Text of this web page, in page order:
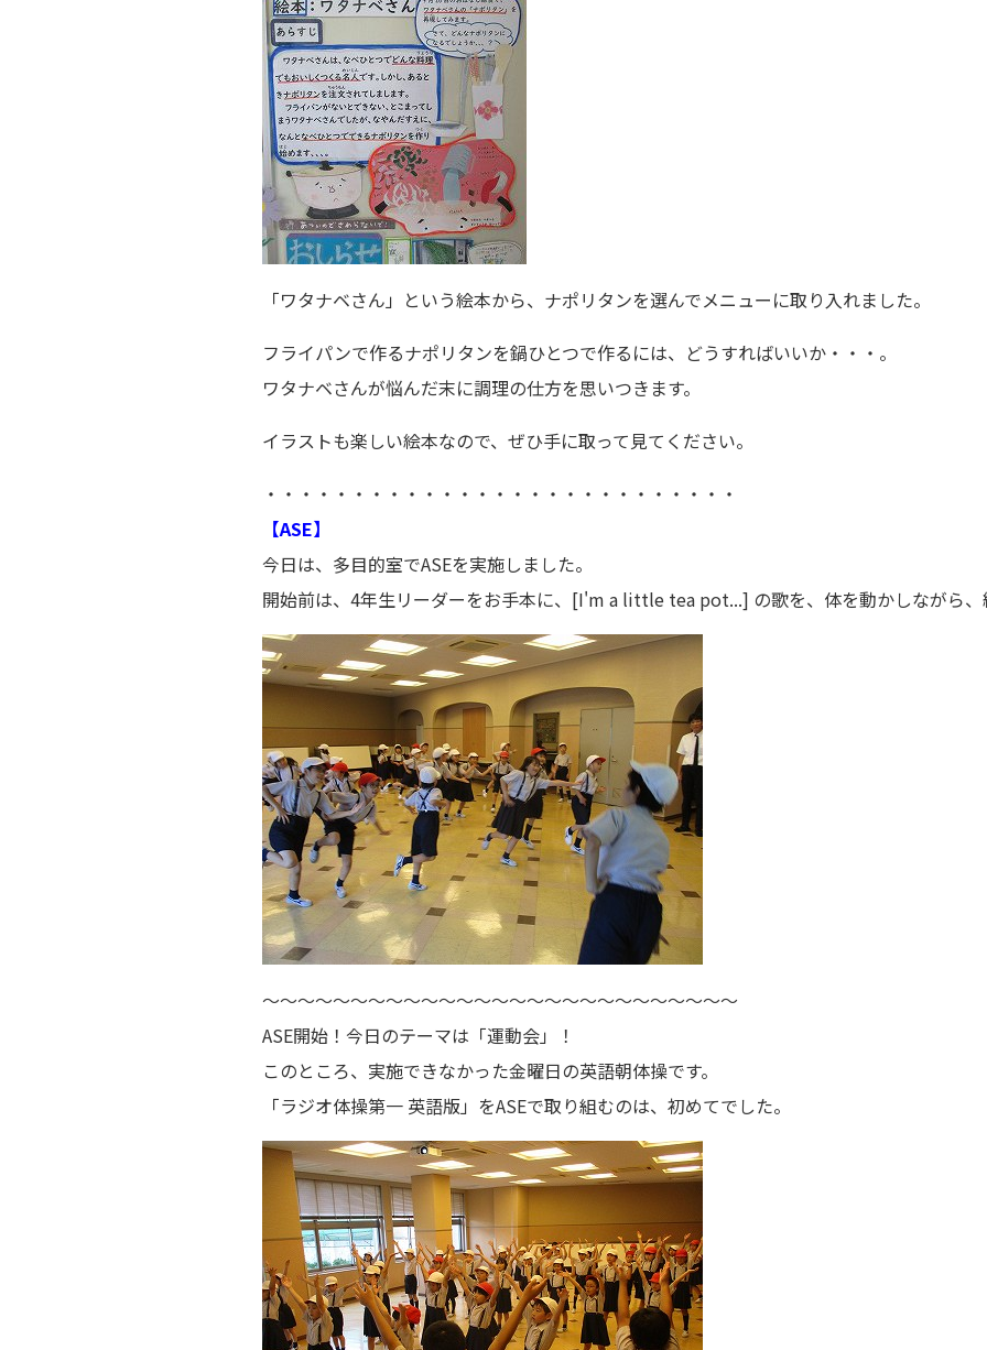
「ワタナベさん」という絵本から、ナポリタンを選んでメニューに取り入れました。
フライパンで作るナポリタンを鍋ひとつで作るには、どうすればいいか・・・。
ワタナベさんが悩んだ末に調理の仕方を思いつきます。
イラストも楽しい絵本なので、ぜひ手に取って見てください。
・・・・・・・・・・・・・・・・・・・・・・・・・・・
【ASE】
今日は、多目的室でASEを実施しました。
開始前は、4年生リーダーをお手本に、[I'm a little tea pot...] の歌を、体を動かしながら、
～～～～～～～～～～～～～～～～～～～～～～～～～～～
ASE開始！今日のテーマは「運動会」！
このところ、実施できなかった金曜日の英語朝体操です。
「ラジオ体操第一 英語版」をASEで取り組むのは、初めてでした。